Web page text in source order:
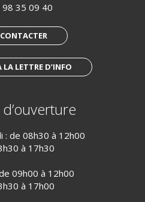
98 35 09 40
LA LETTRE D’INFO
: de 08h30 à 12h00
à 17h30
09h00 à 12h00
à 17h00